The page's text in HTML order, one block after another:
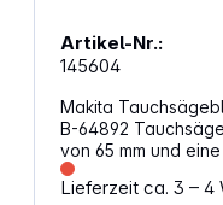
Artikel-Nr.:
145604
Makita
B-64892
von 65 mm und
eignet sich
in Hartholz und das
Lieferzeit ca. 3 – 4